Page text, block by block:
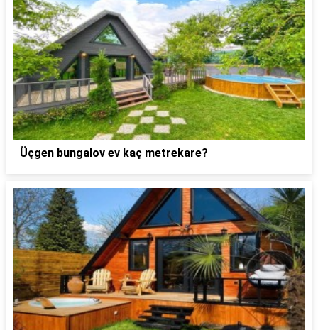
Üçgen bungalov ev kaç metrekare?